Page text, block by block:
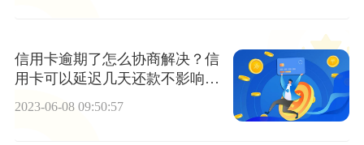
信用卡逾期了怎么协商解决？信
用卡可以延迟几天还款不影响信
2023-06-08 09:50:57